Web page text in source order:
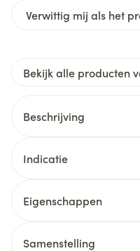
Verwittig mij als het
Bekijk alle producten
Beschrijving
Indicatie
Eigenschappen
Samenstelling